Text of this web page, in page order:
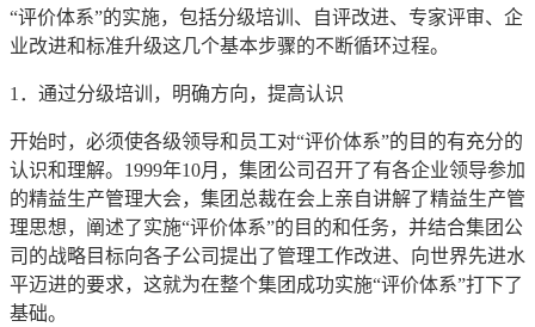
“评价体系”的实施，包括分级培训、自评改进、专家评审、企
业改进和标准升级这几个基本步骤的不断循环过程。
1．通过分级培训，明确方向，提高认识
开始时，必须使各级领导和员工对“评价体系”的目的有充分的
认识和理解。1999年10月，集团公司召开了有各企业领导参加
的精益生产管理大会，集团总裁在会上亲自讲解了精益生产管
理思想，阐述了实施“评价体系”的目的和任务，并结合集团公
司的战略目标向各子公司提出了管理工作改进、向世界先进水
平迈进的要求，这就为在整个集团成功实施“评价体系”打下了
基础。